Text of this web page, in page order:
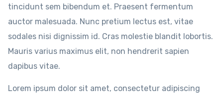
tincidunt sem bibendum et. Praesent fermentum
auctor malesuada. Nunc pretium lectus est, vitae
sodales nisi dignissim id. Cras molestie blandit lobortis.
Mauris varius maximus elit, non hendrerit sapien
dapibus vitae.
Lorem ipsum dolor sit amet, consectetur adipiscing